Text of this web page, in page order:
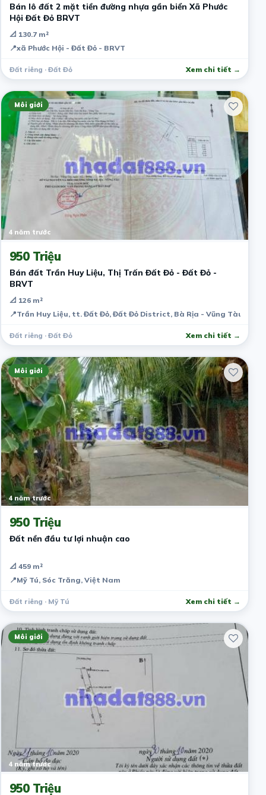
Bán lô đất 2 mặt tiền đường nhựa gần biển Xã Phước
Hội Đất Đỏ BRVT
📐 130.7 m²
📍xã Phước Hội - Đất Đỏ - BRVT
Đất riêng · Đất Đỏ Xem chi tiết →
Môi giới
4 năm trước
950 Triệu
Bán đất Trần Huy Liệu, Thị Trấn Đất Đỏ - Đất Đỏ -
BRVT
📐 126 m²
📍Trần Huy Liệu, tt. Đất Đỏ, Đất Đỏ District, Bà Rịa - Vũng Tàu,
Đất riêng · Đất Đỏ Xem chi tiết →
Môi giới
4 năm trước
950 Triệu
Đất nền đầu tư lợi nhuận cao
📐 459 m²
📍Mỹ Tú, Sóc Trăng, Việt Nam
Đất riêng · Mỹ Tú Xem chi tiết →
Môi giới
4 năm trước
950 Triệu